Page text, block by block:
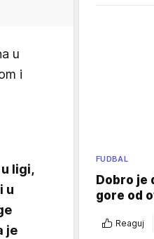
u
i
ligi,
u
je
FUDBAL
Dobro je
gore od
Reaguj